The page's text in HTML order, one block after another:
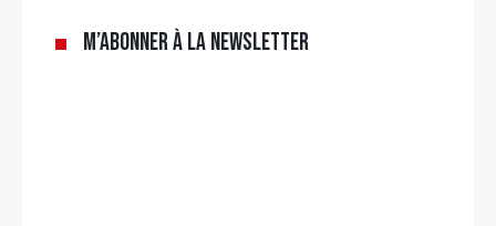
M’abonner à la newsletter